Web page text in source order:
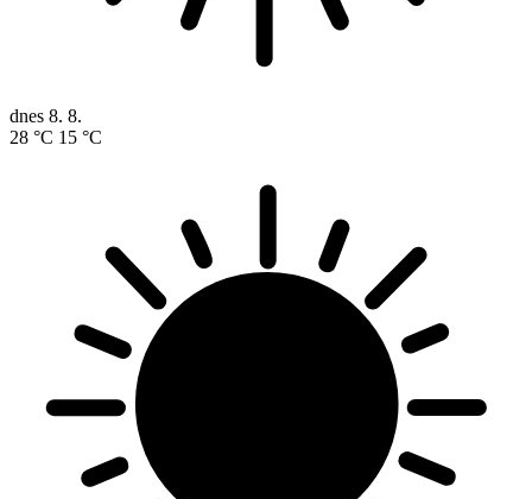
dnes 8. 8.
28 °C 15 °C